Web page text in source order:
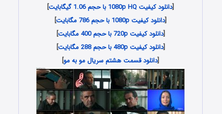
[دانلود کیفیت 1080p HQ با حجم 1.06 گیگابایت
]
[دانلود کیفیت 1080p با حجم 786 مگابایت
]
[دانلود کیفیت 720p با حجم 400 مگابایت
]
[دانلود کیفیت 480p با حجم 288 مگابایت
]
[دانلود قسمت هشتم سریال مو به مو]